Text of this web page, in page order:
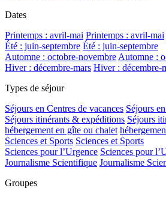
Dates
Printemps : avril-mai Printemps : avril-mai
Été : juin-septembre Été : juin-septembre
Automne : octobre-novembre Automne :
Hiver : décembre-mars Hiver : décembre-
Types de séjour
Séjours en Centres de vacances Séjours
Séjours itinérants & expéditions Séjours
hébergement en gîte ou chalet
Sciences et Sports Sciences et Sports
Sciences pour l’Urgence Sciences pour
Journalisme Scientifique Journalisme
Groupes